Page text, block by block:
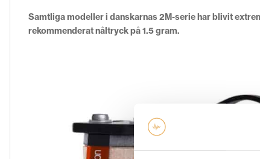
Samtliga modeller i danskarnas 2M-serie har blivit
rekommenderat nåltryck på 1.5 gram.